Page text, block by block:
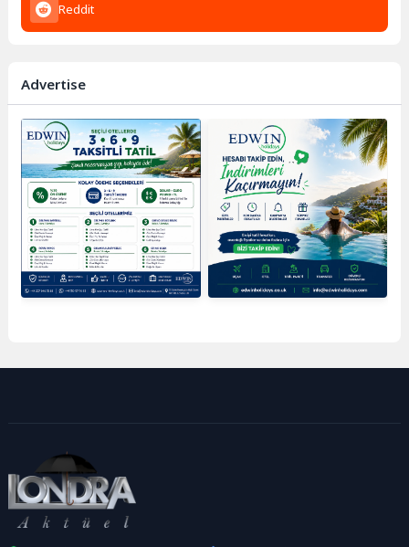
Reddit
Advertise